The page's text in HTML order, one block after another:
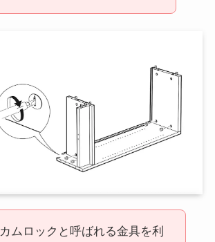
カムロックと呼ばれる金具を利